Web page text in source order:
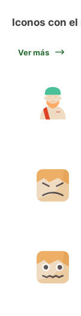
Iconos con
Ver más